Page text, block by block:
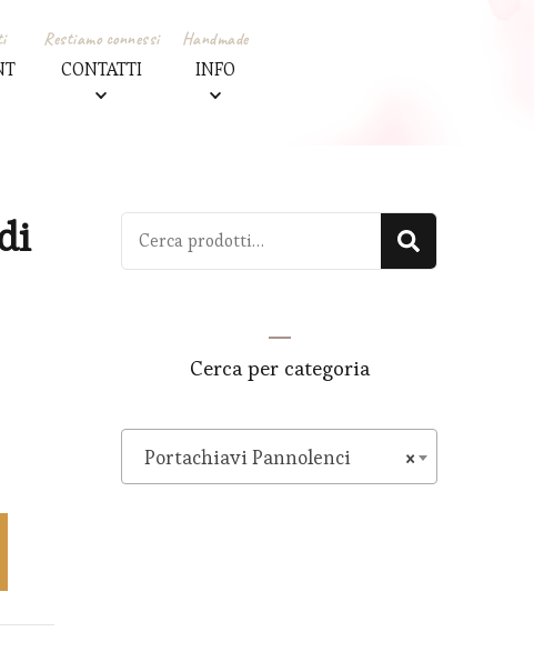
Restiamo connessi
CONTATTI
Handmade
INFO
Cerca:
Cerca per categoria
×
Portachiavi Pannolenci